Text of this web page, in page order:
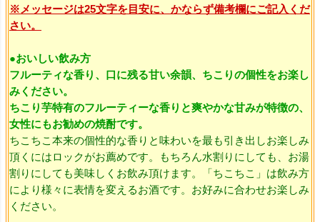
※メッセージは25文字を目安に、かならず備考欄にご記入くだ
さい。
●おいしい飲み方
フルーティな香り、口に残る甘い余韻、ちこりの個性をお楽し
みください。
ちこり芋特有のフルーティーな香りと爽やかな甘みが特徴の、
女性にもお勧めの焼酎です。
ちこちこ本来の個性的な香りと味わいを最も引き出しお楽しみ
頂くにはロックがお薦めです。もちろん水割りにしても、お湯
割りにしても美味しくお飲み頂けます。「ちこちこ」は飲み方
により様々に表情を変えるお酒です。お好みに合わせお楽しみ
ください。